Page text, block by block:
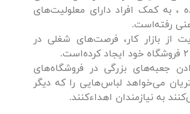
، به کمک افراد دارای معلولیت‌های
رفته‌است.
از بازار کار، فرصت‌های شغلی در
جعبه‌های بزرگی در فروشگاه‌های
می‌خواهد لباس‌هایی را که دیگر
به نیازمندان اهداء‌کنند.